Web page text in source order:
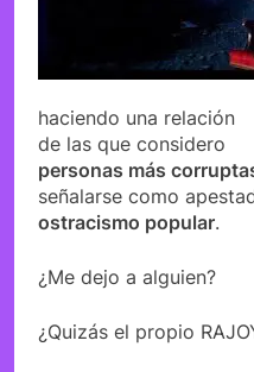
haciendo una relación
de las que considero
personas más
señalarse como
ostracismo popular.
¿Me dejo a alguien?
¿Quizás el propio